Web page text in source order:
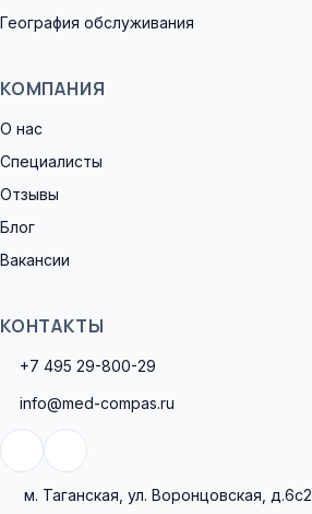
География обслуживания
КОМПАНИЯ
О нас
Специалисты
Отзывы
Блог
Вакансии
КОНТАКТЫ
+7 495 29-800-29
info@med-compas.ru
м. Таганская, ул. Воронцовская, д.6с2